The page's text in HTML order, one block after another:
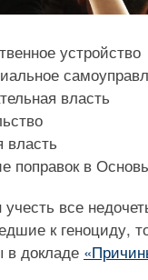
устройство
власть
власть
поправок в
учесть все
к геноциду,
в докладе